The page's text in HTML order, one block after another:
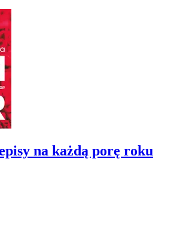
na każdą porę roku